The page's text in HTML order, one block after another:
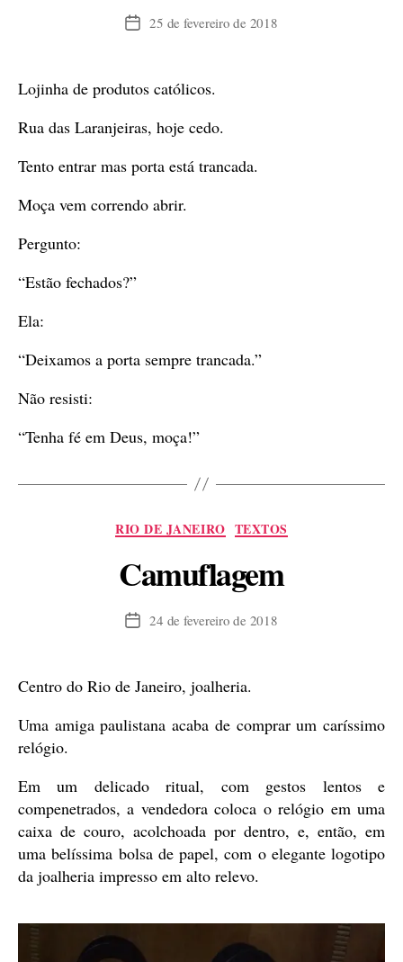
Data25 de fevereiro de 2018
Lojinha de produtos católicos.
Rua das Laranjeiras, hoje cedo.
Tento entrar mas porta está trancada.
Moça vem correndo abrir.
Pergunto:
“Estão fechados?”
Ela:
“Deixamos a porta sempre trancada.”
Não resisti:
“Tenha fé em Deus, moça!”
Categorias
RIO DE JANEIRO TEXTOS
Camuflagem
Data24 de fevereiro de 2018
Centro do Rio de Janeiro, joalheria.
Uma amiga paulistana acaba de comprar um caríssimo
relógio.
Em um delicado ritual, com gestos lentos e
compenetrados, a vendedora coloca o relógio em uma
caixa de couro, acolchoada por dentro, e, então, em
uma belíssima bolsa de papel, com o elegante logotipo
da joalheria impresso em alto relevo.